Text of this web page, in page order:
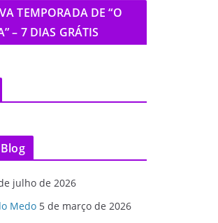
TEMPORADA DE “O
– 7 DIAS GRÁTIS
julho de 2026
Medo 5 de março de 2026